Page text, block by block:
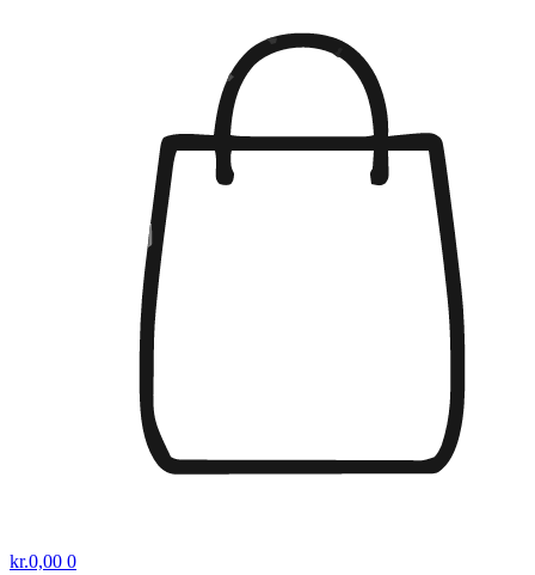
kr.0,00 0